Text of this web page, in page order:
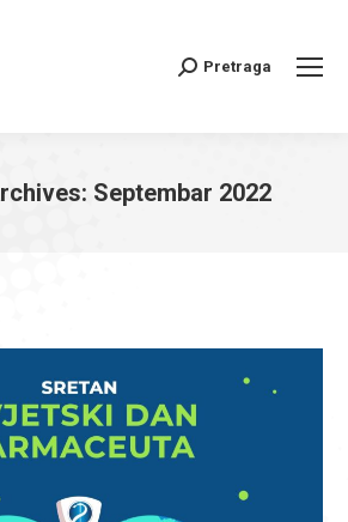
Search:
Pretraga
Septembar 2022